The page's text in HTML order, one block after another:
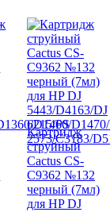
Картридж
струйный
Cactus CS-
C9362 №132
черный (7мл)
для HP DJ